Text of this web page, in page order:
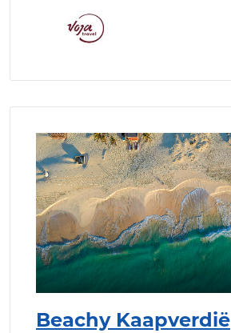
Beachy Kaapverdië